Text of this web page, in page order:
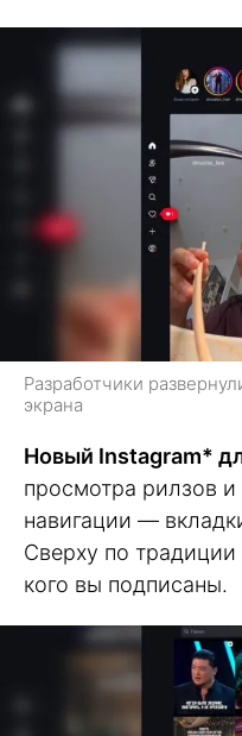
Разработчики
экрана
Новый Instagram*
просмотра рилзов
навигации —
Сверху по традиции
кого вы подписаны.